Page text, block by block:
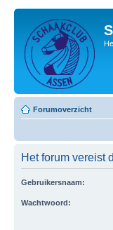
Forumoverzicht
Het forum vereist
Gebruikersnaam:
Wachtwoord: